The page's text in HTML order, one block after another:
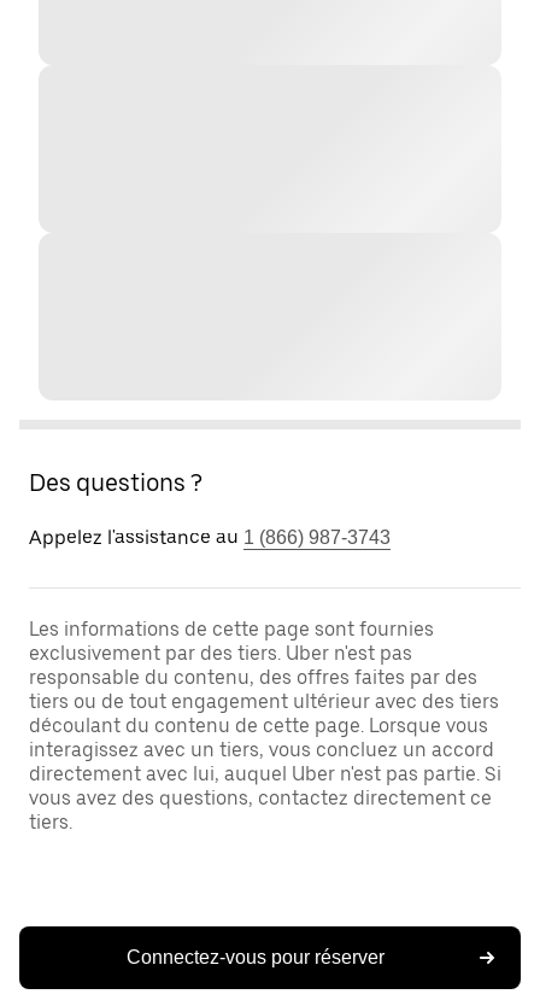
Des questions ?
Appelez l'assistance au 1 (866) 987-3743
Les informations de cette page sont fournies
exclusivement par des tiers. Uber n'est pas
responsable du contenu, des offres faites par des
tiers ou de tout engagement ultérieur avec des tiers
découlant du contenu de cette page. Lorsque vous
interagissez avec un tiers, vous concluez un accord
directement avec lui, auquel Uber n'est pas partie. Si
vous avez des questions, contactez directement ce
tiers.
Connectez-vous pour réserver